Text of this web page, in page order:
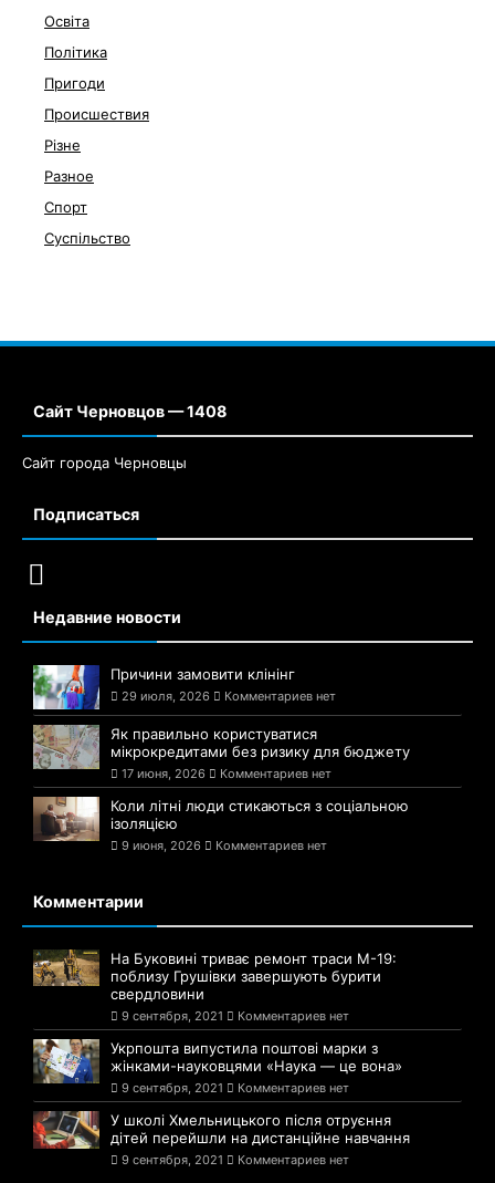
Освіта
Політика
Пригоди
Происшествия
Різне
Разное
Спорт
Суспільство
Сайт Черновцов — 1408
Сайт города Черновцы
Подписаться
Недавние новости
Причини замовити клінінг
29 июля, 2026 Комментариев нет
Як правильно користуватися
мікрокредитами без ризику для бюджету
17 июня, 2026 Комментариев нет
Коли літні люди стикаються з соціальною
ізоляцією
9 июня, 2026 Комментариев нет
Комментарии
На Буковині триває ремонт траси М-19:
поблизу Грушівки завершують бурити
свердловини
9 сентября, 2021 Комментариев нет
Укрпошта випустила поштові марки з
жінками-науковцями «Наука — це вона»
9 сентября, 2021 Комментариев нет
У школі Хмельницького після отруєння
дітей перейшли на дистанційне навчання
9 сентября, 2021 Комментариев нет